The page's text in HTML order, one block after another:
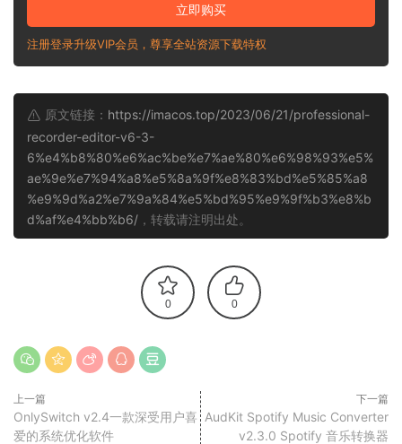
立即购买
注册登录升级VIP会员，尊享全站资源下载特权
原文链接： https://imacos.top/2023/06/21/professional-
recorder-editor-v6-3-
6%e4%b8%80%e6%ac%be%e7%ae%80%e6%98%93%e5%
ae%9e%e7%94%a8%e5%8a%9f%e8%83%bd%e5%85%a8
%e9%9d%a2%e7%9a%84%e5%bd%95%e9%9f%b3%e8%b
d%af%e4%bb%b6/ ，转载请注明出处。
0 0
上一篇
OnlySwitch v2.4一款深受用户喜
爱的系统优化软件
下一篇
AudKit Spotify Music Converter
v2.3.0 Spotify 音乐转换器